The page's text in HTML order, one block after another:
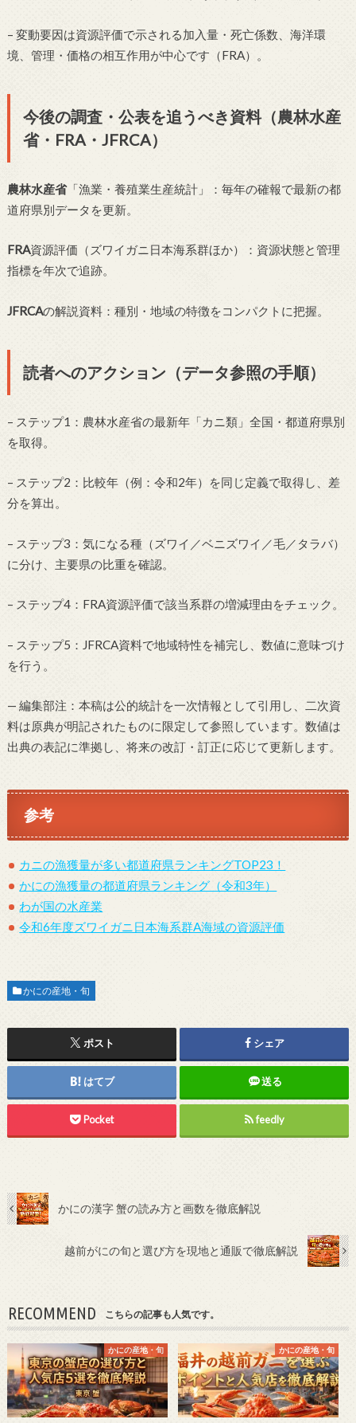
– 変動要因は資源評価で示される加入量・死亡係数、海洋環
境、管理・価格の相互作用が中心です（FRA）。
今後の調査・公表を追うべき資料（農林水産
省・FRA・JFRCA）
農林水産省「漁業・養殖業生産統計」：毎年の確報で最新の都
道府県別データを更新。
FRA資源評価（ズワイガニ日本海系群ほか）：資源状態と管理
指標を年次で追跡。
JFRCAの解説資料：種別・地域の特徴をコンパクトに把握。
読者へのアクション（データ参照の手順）
– ステップ1：農林水産省の最新年「カニ類」全国・都道府県別
を取得。
– ステップ2：比較年（例：令和2年）を同じ定義で取得し、差
分を算出。
– ステップ3：気になる種（ズワイ／ベニズワイ／毛／タラバ）
に分け、主要県の比重を確認。
– ステップ4：FRA資源評価で該当系群の増減理由をチェック。
– ステップ5：JFRCA資料で地域特性を補完し、数値に意味づけ
を行う。
— 編集部注：本稿は公的統計を一次情報として引用し、二次資
料は原典が明記されたものに限定して参照しています。数値は
出典の表記に準拠し、将来の改訂・訂正に応じて更新します。
参考
カニの漁獲量が多い都道府県ランキングTOP23！
かにの漁獲量の都道府県ランキング（令和3年）
わが国の水産業
令和6年度ズワイガニ日本海系群A海域の資源評価
かにの産地・旬
ポスト シェア
はてブ 送る
Pocket feedly
かにの漢字 蟹の読み方と画数を徹底解説
越前がにの旬と選び方を現地と通販で徹底解説
RECOMMEND こちらの記事も人気です。
かにの産地・旬 かにの産地・旬